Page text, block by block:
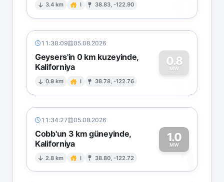
3.4 km I 38.83, -122.90
11:38:09 05.08.2026
Geysers'in 0 km kuzeyinde,
Kaliforniya
0.9 km I 38.78, -122.76
0.8
MW
0
11:34:27 05.08.2026
Cobb'un 3 km güneyinde,
Kaliforniya
2.8 km I 38.80, -122.72
1.0
MW1